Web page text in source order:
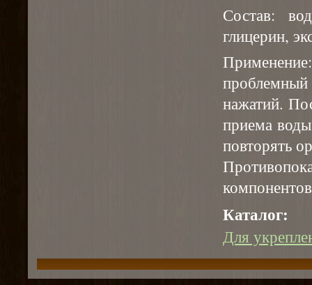
Состав:
глицерин,
нажатий.
приема
повторять
Каталог:
Для